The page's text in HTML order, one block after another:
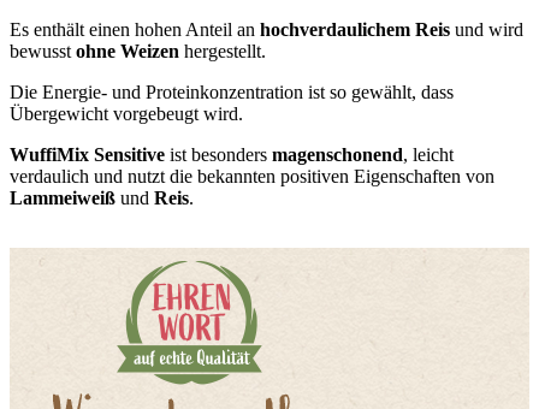
Es enthält einen hohen Anteil an hochverdaulichem Reis und wird
bewusst ohne Weizen hergestellt.
Die Energie- und Proteinkonzentration ist so gewählt, dass
Übergewicht vorgebeugt wird.
WuffiMix Sensitive ist besonders magenschonend, leicht
verdaulich und nutzt die bekannten positiven Eigenschaften von
Lammeiweiß und Reis.